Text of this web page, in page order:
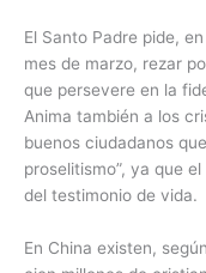
El Santo Padre pide,
mes de marzo, rezar
que persevere en la
Anima también a los
buenos ciudadanos
proselitismo”, ya que
del testimonio de vida.
En China existen,